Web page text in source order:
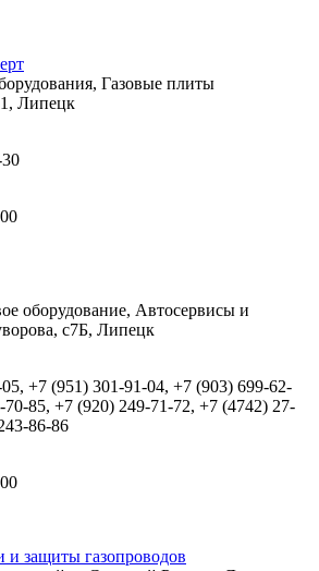
Газовые плиты
1, Липецк
оборудование, Автосервисы и
с7Б, Липецк
+7 (951) 301-91-04, +7 (903) 699-62-
85, +7 (920) 249-71-72, +7 (4742) 27-
86-86
и защиты газопроводов